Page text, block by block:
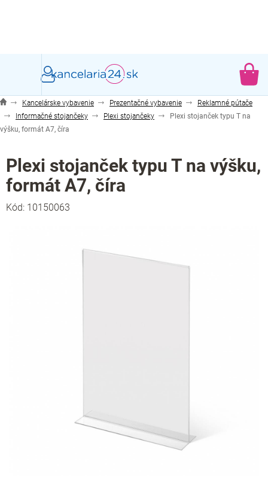
Kancelárske vybavenie Prezentačné vybavenie
Reklamné pútače
Informačné stojančeky
Plexi stojančeky
Plexi stojanček typu T na
výšku, formát A7, číra
Plexi stojanček typu T na výšku,
formát A7, číra
Kód: 10150063